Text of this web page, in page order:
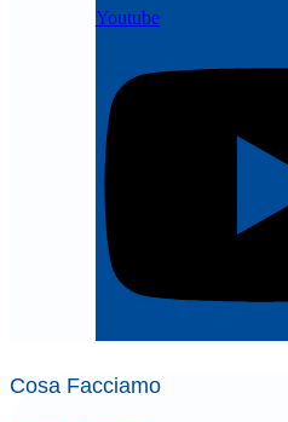
Youtube
Cosa Facciamo